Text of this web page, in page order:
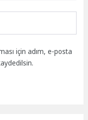
için adım, e-posta